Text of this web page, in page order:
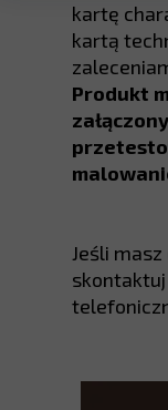
kartę
kartą
Produkt
Jeśli